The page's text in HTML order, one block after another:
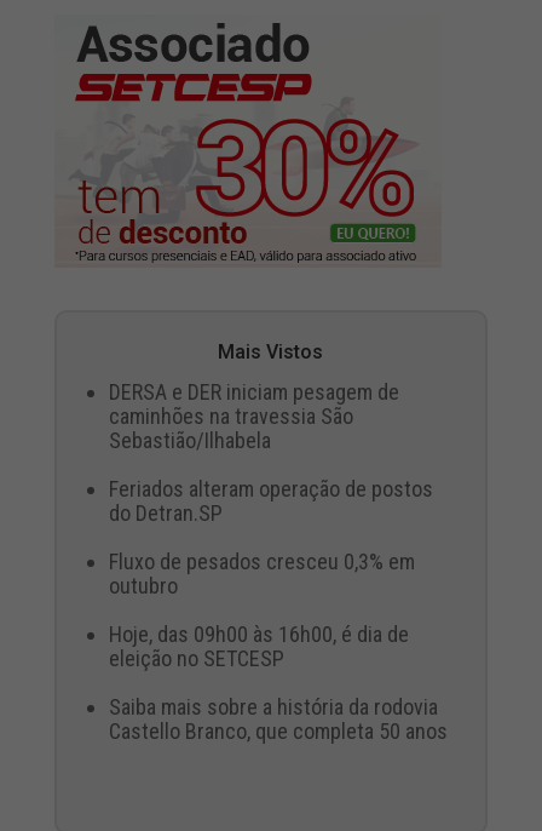
Mais Vistos
DERSA e DER iniciam pesagem de
caminhões na travessia São
Sebastião/Ilhabela
Feriados alteram operação de postos
do Detran.SP
Fluxo de pesados cresceu 0,3% em
outubro
Hoje, das 09h00 às 16h00, é dia de
eleição no SETCESP
Saiba mais sobre a história da rodovia
Castello Branco, que completa 50 anos